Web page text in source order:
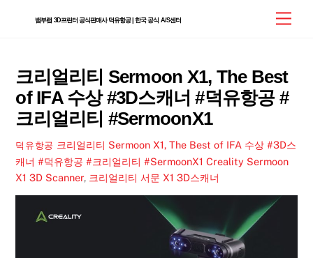
뱀부랩 3D프린터 공식판매사 덕유항공 | 한국 공식 A/S센터
크리얼리티 Sermoon X1, The Best
of IFA 수상 #3D스캐너 #덕유항공 #
크리얼리티 #SermoonX1
덕유항공 크리얼리티 Sermoon X1, The Best of IFA 수상 #3D스
캐너 #덕유항공 #크리얼리티 #SermoonX1 Creality Sermoon
X1 3D Scanner, 크리얼리티 서문 X1 3D스캐너